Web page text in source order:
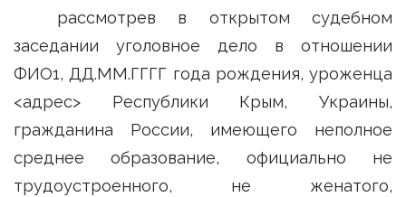
рассмотрев в открытом судебном
заседании уголовное дело в отношении
ФИО1, ДД.ММ.ГГГГ года рождения, уроженца
<адрес> Республики Крым, Украины,
гражданина России, имеющего неполное
среднее образование, официально не
трудоустроенного, не женатого,